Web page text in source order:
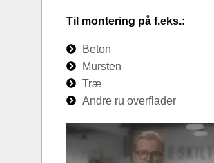
Til montering på f.eks.:
Beton
Mursten
Træ
Andre ru overflader